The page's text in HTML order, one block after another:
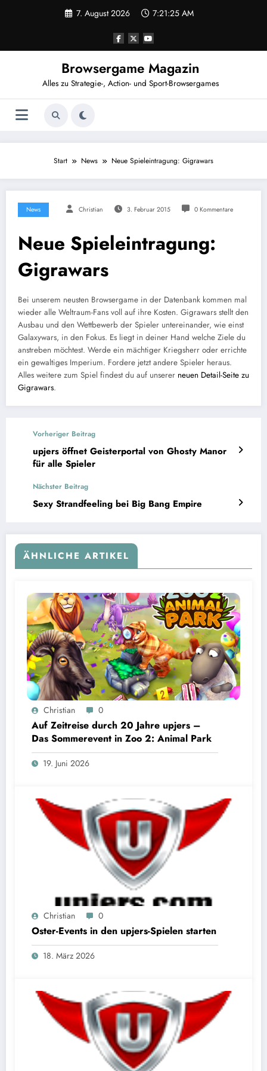
7. August 2026 7:21:26 AM
Browsergame Magazin
Alles zu Strategie-, Action- und Sport-Browsergames
Start News Neue Spieleintragung: Gigrawars
News Christian 3. Februar 2015 0 Kommentare
Neue Spieleintragung:
Gigrawars
Bei unserem neusten Browsergame in der Datenbank kommen mal
wieder alle Weltraum-Fans voll auf ihre Kosten. Gigrawars stellt den
Ausbau und den Wettbewerb der Spieler untereinander, wie einst
Galaxywars, in den Fokus. Es liegt in deiner Hand welche Ziele du
anstreben möchtest. Werde ein mächtiger Kriegsherr oder errichte
ein gewaltiges Imperium. Fordere jetzt andere Spieler heraus.
Alles weitere zum Spiel findest du auf unserer neuen Detail-Seite zu
Gigrawars.
Vorheriger Beitrag
upjers öffnet Geisterportal von Ghosty Manor
für alle Spieler
Nächster Beitrag
Sexy Strandfeeling bei Big Bang Empire
ÄHNLICHE ARTIKEL
Christian 0
Auf Zeitreise durch 20 Jahre upjers –
Das Sommerevent in Zoo 2: Animal Park
19. Juni 2026
Christian 0
Oster-Events in den upjers-Spielen starten
18. März 2026